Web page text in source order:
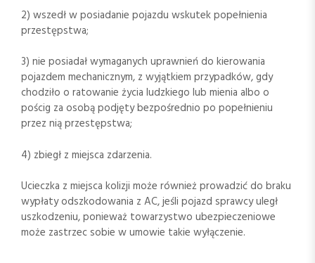
2) wszedł w posiadanie pojazdu wskutek popełnienia
przestępstwa;
3) nie posiadał wymaganych uprawnień do kierowania
pojazdem mechanicznym, z wyjątkiem przypadków, gdy
chodziło o ratowanie życia ludzkiego lub mienia albo o
pościg za osobą podjęty bezpośrednio po popełnieniu
przez nią przestępstwa;
4) zbiegł z miejsca zdarzenia.
Ucieczka z miejsca kolizji może również prowadzić do braku
wypłaty odszkodowania z AC, jeśli pojazd sprawcy uległ
uszkodzeniu, ponieważ towarzystwo ubezpieczeniowe
może zastrzec sobie w umowie takie wyłączenie.